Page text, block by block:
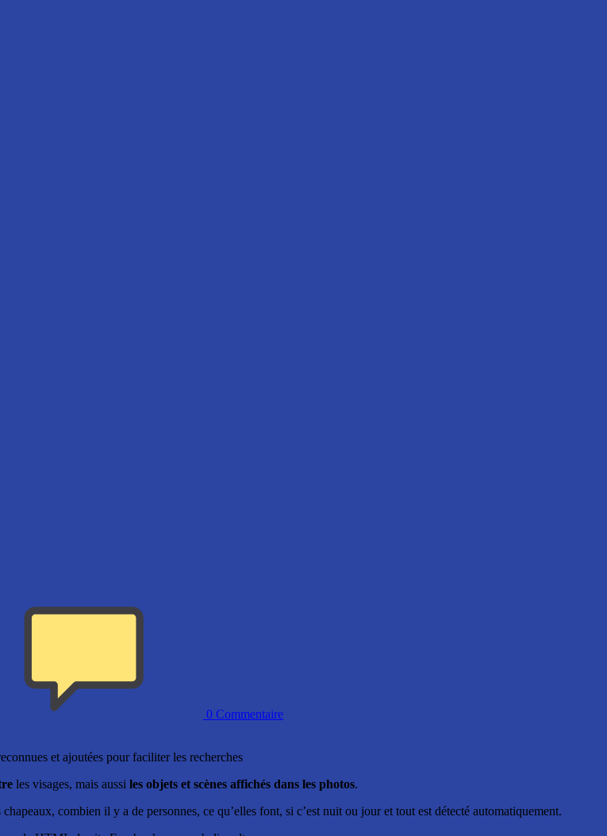
0 Commentaire
et ajoutées pour faciliter les recherches
les visages, mais aussi les objets et scènes affichés dans les photos.
combien il y a de personnes, ce qu’elles font, si c’est nuit ou jour et tout est détecté automatiquement.